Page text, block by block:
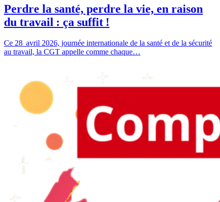
Perdre la santé, perdre la vie, en raison
du travail : ça suffit !
Ce 28 avril 2026, journée internationale de la santé et de la sécurité
au travail, la CGT appelle comme chaque…